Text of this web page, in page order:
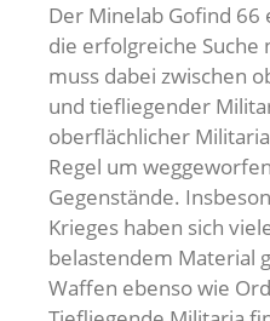
Der Minelab Gofind
die erfolgreiche Suche
muss dabei zwischen
und tiefliegender
oberflächlicher
Regel um
Gegenstände.
Krieges haben sich
belastendem Material
Waffen ebenso wie